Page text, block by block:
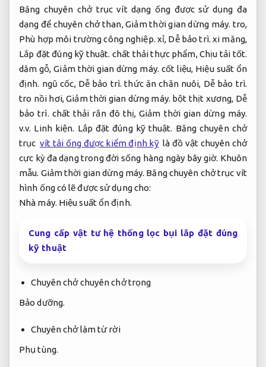
Băng chuyên chở trục vít dạng ống được sử dụng đa
dạng để chuyên chở than,Giảm thời gian dừng máy. tro,
Phù hợp môi trường công nghiệp. xỉ, Dễ bảo trì. xi măng,
Lắp đặt đúng kỹ thuật. chất thải thực phẩm,Chịu tải tốt.
dăm gỗ,Giảm thời gian dừng máy. cốt liệu, Hiệu suất ổn
định. ngũ cốc, Dễ bảo trì. thức ăn chăn nuôi, Dễ bảo trì.
tro nồi hơi,Giảm thời gian dừng máy. bột thịt xương, Dễ
bảo trì. chất thải rắn đô thị,Giảm thời gian dừng máy.
v.v. Linh kiện. Lắp đặt đúng kỹ thuật. Băng chuyên chở
trục vít tải ống được kiểm định kỹ là đồ vật chuyên chở
cực kỳ đa dạng trong đời sống hàng ngày bây giờ. Khuôn
mẫu. Giảm thời gian dừng máy. Băng chuyên chở trục vít
hình ống có lẽ được sử dụng cho:
Nhà máy. Hiệu suất ổn định.
Cung cấp vật tư hệ thống lọc bụi lắp đặt đúng
kỹ thuật
Chuyên chở chuyên chở trọng
Bảo dưỡng.
Chuyên chở làm từ rời
Phụ tùng.